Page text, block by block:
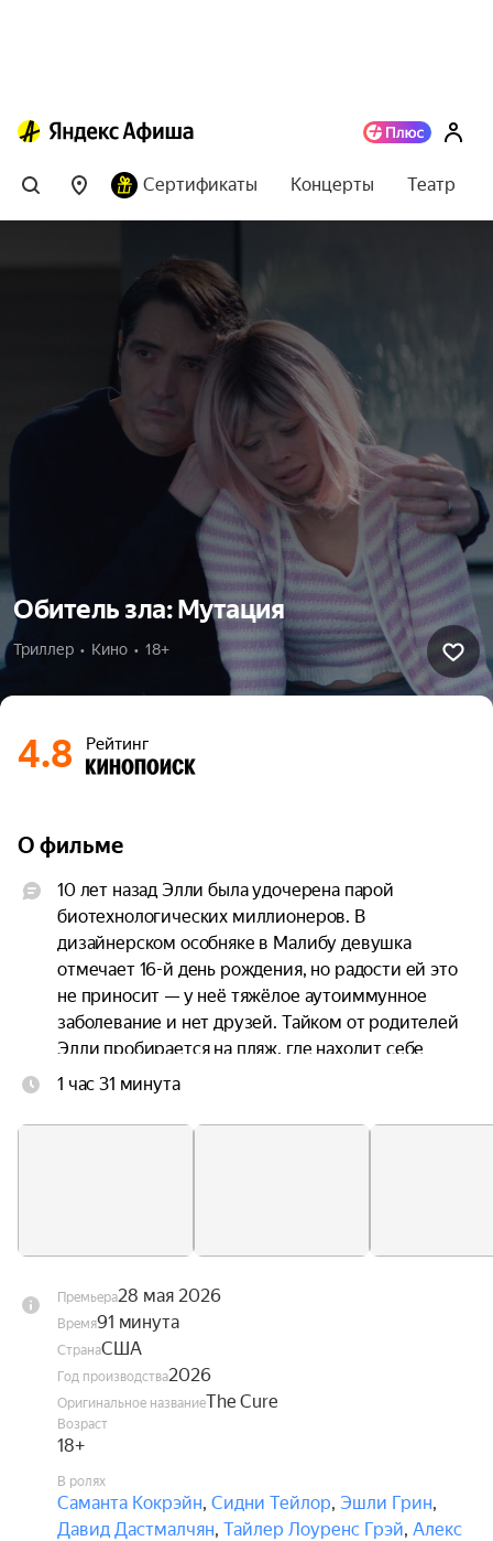
Сертификаты Концерты Театр
Обитель зла: Мутация
Триллер  •  Кино  •  18+
4.8 Рейтинг
О фильме
10 лет назад Элли была удочерена парой
биотехнологических миллионеров. В
дизайнерском особняке в Малибу девушка
отмечает 16-й день рождения, но радости ей это
не приносит — у неё тяжёлое аутоиммунное
заболевание и нет друзей. Тайком от родителей
Элли пробирается на пляж, где находит себе
подругу по имени Брук. Они всё больше
начинает подозревать, что родители Элли что-
1 час 31 минута
Премьера28 мая 2026
Время91 минута
СтранаСША
Год производства2026
Оригинальное названиеThe Cure
Возраст
18+
В ролях
Саманта Кокрэйн, Сидни Тейлор, Эшли Грин,
Давид Дастмалчян, Тайлер Лоуренс Грэй, Алекс